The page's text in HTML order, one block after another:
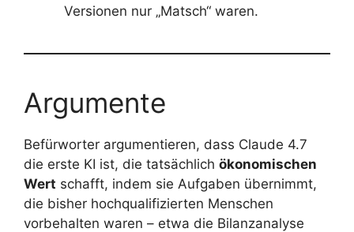
Versionen nur „Matsch“ waren.
Argumente
Befürworter argumentieren, dass Claude 4.7
die erste KI ist, die tatsächlich ökonomischen
Wert schafft, indem sie Aufgaben übernimmt,
die bisher hochqualifizierten Menschen
vorbehalten waren – etwa die Bilanzanalyse